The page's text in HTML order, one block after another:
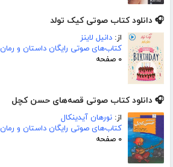
🎧 دانلود کتاب صوتی کیک تولد
از: دانیل لاینز
کتاب‌های صوتی رایگان داستان و رمان
۰ صفحه
🎧 دانلود کتاب صوتی قصه‌های حسن کچل
از: نورهان آیدینکال
کتاب‌های صوتی رایگان داستان و رمان
۰ صفحه